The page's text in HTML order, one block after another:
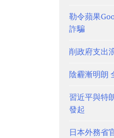
勒令蘋果
詐騙
削政府支出
陰霾漸明朗
習近平與特
發起
日本外務省